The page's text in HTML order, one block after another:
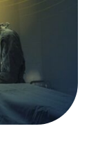
بازارگاه ایرانسل